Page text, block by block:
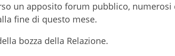
un apposito forum pubblico,
fine di questo mese.
bozza della Relazione.